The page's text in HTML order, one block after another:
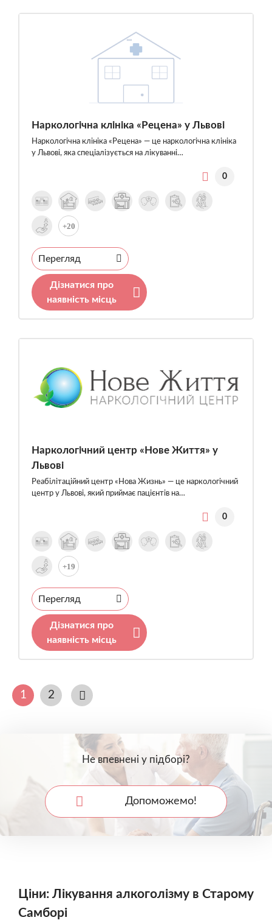
Наркологічна клініка «Рецена» у Львові
Наркологічна клініка «Рецена» — це наркологічна клініка
у Львові, яка спеціалізується на лікуванні…
0
+20
Перегляд
Дізнатися про
наявність місць
Наркологічний центр «Нове Життя» у
Львові
Реабілітаційний центр «Нова Жизнь» — це наркологічний
центр у Львові, який приймає пацієнтів на…
0
+19
Перегляд
Дізнатися про
наявність місць
1 2
Не впевнені у підборі?
Допоможемо!
Ціни: Лікування алкоголізму в Старому
Самборі